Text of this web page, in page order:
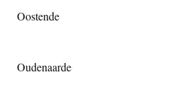
Oostende
Oudenaarde